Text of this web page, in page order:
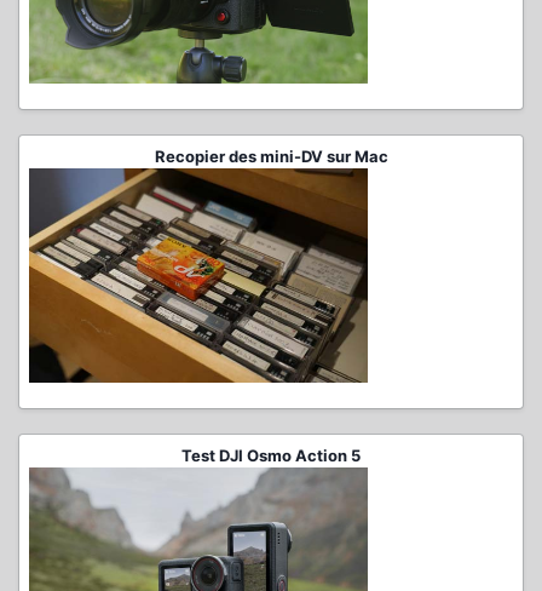
Recopier des mini-DV sur Mac
Test DJI Osmo Action 5